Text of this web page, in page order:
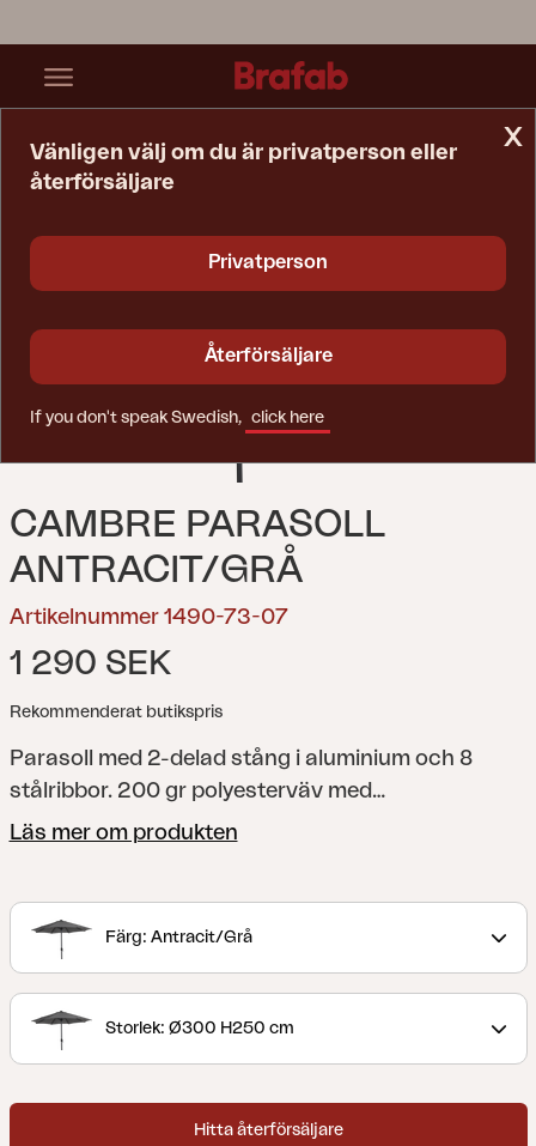
CAMBRE PARASOLL
ANTRACIT/GRÅ
Artikelnummer 1490-73-07
1 290 SEK
Rekommenderat butikspris
Parasoll med 2-delad stång i aluminium och 8
stålribbor. 200 gr polyesterväv med
ventilationslucka. Vevfunktion.
Läs mer om produkten
Färg: Antracit/Grå
Storlek: Ø300 H250 cm
Hitta återförsäljare
x
Vänligen välj om du är privatperson eller
återförsäljare
Privatperson
Återförsäljare
If you don't speak Swedish, click here